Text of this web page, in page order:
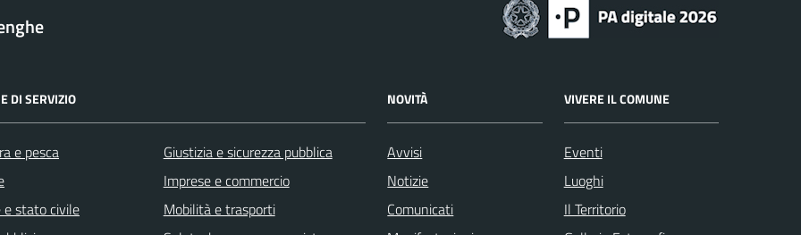
DI SERVIZIO
e pesca
e stato civile
Giustizia e sicurezza pubblica
Imprese e commercio
Mobilità e trasporti
NOVITÀ
Avvisi
Notizie
Comunicati
VIVERE IL COMUNE
Eventi
Luoghi
Il Territorio